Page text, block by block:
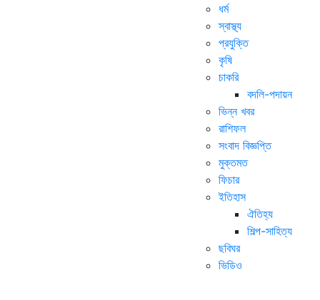
ধর্ম
স্বাস্থ্য
প্রযুক্তি
কৃষি
চাকরি
বদলি-পদায়ন
ভিন্ন খবর
রাশিফল
সংবাদ বিজ্ঞপ্তি
মুক্তমত
ফিচার
ইতিহাস
ঐতিহ্য
শিল্প-সাহিত্য
ছবিঘর
ভিডিও